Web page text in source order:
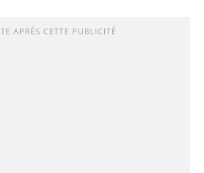
APRÈS CETTE PUBLICITÉ